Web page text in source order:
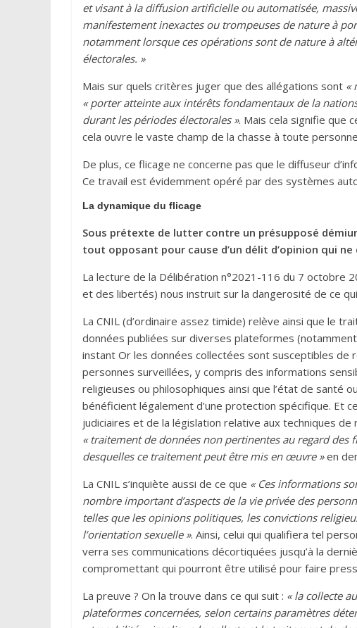
et visant à la diffusion artificielle ou automatisée,
manifestement inexactes ou trompeuses de nature à
notamment lorsque ces opérations sont de nature à
électorales. »
Mais sur quels critères juger que des allégations sont «
« porter atteinte aux intérêts fondamentaux de la
durant les périodes électorales ». Mais cela signifie que
cela ouvre le vaste champ de la chasse à toute
De plus, ce flicage ne concerne pas que le diffuseur
Ce travail est évidemment opéré par des systèmes
La dynamique du flicage
Sous prétexte de lutter contre un présupposé
tout opposant pour cause d’un délit d’opinion qui
La lecture de la Délibération n°2021-116 du 7 octobre
et des libertés) nous instruit sur la dangerosité de ce qui
La CNIL (d’ordinaire assez timide) relève ainsi que le
données publiées sur diverses plateformes
instant Or les données collectées sont susceptibles de
personnes surveillées, y compris des informations
religieuses ou philosophiques ainsi que l’état de santé
bénéficient légalement d’une protection spécifique. Et
judiciaires et de la législation relative aux techniques de
« traitement de données non pertinentes au regard
desquelles ce traitement peut être mis en œuvre »en
La CNIL s’inquiète aussi de ce que « Ces informations
nombre important d’aspects de la vie privée des
telles que les opinions politiques, les convictions
l’orientation sexuelle ». Ainsi, celui qui qualifiera tel
verra ses communications décortiquées jusqu’à la
compromettant qui pourront être utilisé pour faire
La preuve ? On la trouve dans ce qui suit : « la collecte
plateformes concernées, selon certains paramètres